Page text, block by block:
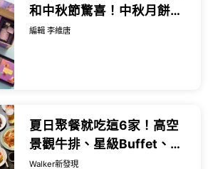
和中秋節驚喜！中秋月餅早
鳥83折起，加碼父親節限定
編輯 李維唐
夏日聚餐就吃這6家！高空
景觀牛排、星級Buffet、鐵
板燒精選推薦，滙豐卓越理
Walker新發現